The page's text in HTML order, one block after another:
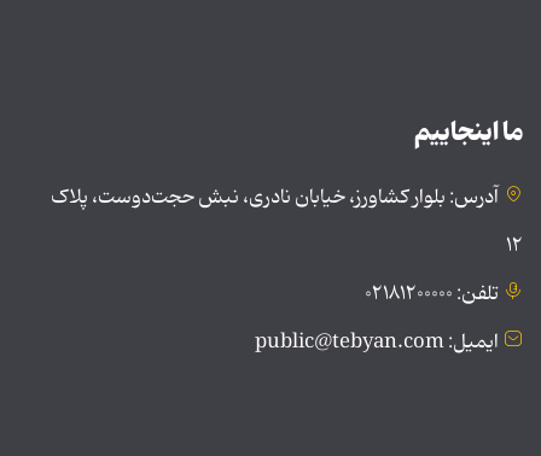
ما اینجاییم
آدرس: بلوار کشاورز، خیابان نادری، نبش حجت‌دوست، پلاک
۱۲
تلفن: ۰۲۱۸۱۲۰۰۰۰۰
ایمیل: public@tebyan.com